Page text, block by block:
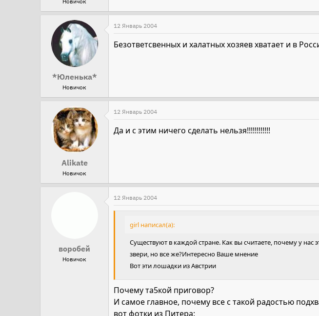
*Юленька*
Новичок
12 Январь 2004
Безответсвенных и халатных хозяев хватает и в
Alikate
Новичок
12 Январь 2004
Да и с этим ничего сделать нельзя!!!!!!!!!!!!
воробей
Новичок
12 Январь 2004
girl написал(а):
Существуют в каждой стране. Как вы считаете, почему у
звери, но все же?Интересно Ваше мнение
Вот эти лошадки из Австрии
Почему та5кой приговор?
И самое главное, почему все с такой радостью
вот фотки из Питера: